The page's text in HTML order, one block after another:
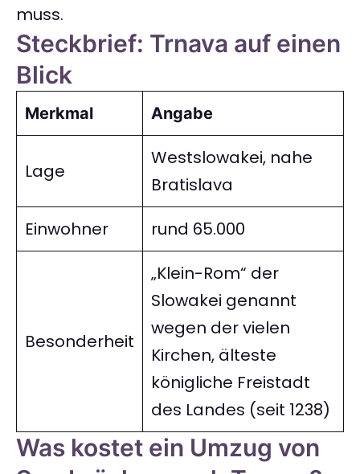
muss.
Steckbrief: Trnava auf einen
Blick
Merkmal Angabe
Lage
Westslowakei, nahe
Bratislava
Einwohner
rund 65.000
Besonderheit
„Klein-Rom“ der
Slowakei genannt
wegen der vielen
Kirchen, älteste
königliche Freistadt
des Landes (seit 1238)
Was kostet ein Umzug von